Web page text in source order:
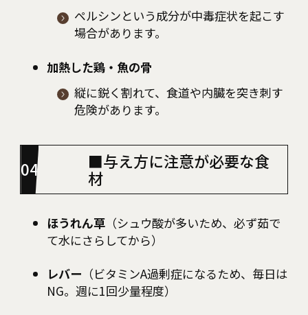
ペルシンという成分が中毒症状を起こす
場合があります。
加熱した鶏・魚の骨
縦に鋭く割れて、食道や内臓を突き刺す
危険があります。
■与え方に注意が必要な食
材
ほうれん草 （シュウ酸が多いため、必ず茹で
て水にさらしてから）
レバー （ビタミンA過剰症になるため、毎日は
NG。週に1回少量程度）